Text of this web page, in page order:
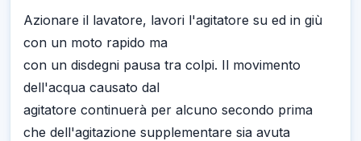
Azionare il lavatore, lavori l'agitatore su ed in giù
con un moto rapido ma
con un disdegni pausa tra colpi. Il movimento
dell'acqua causato dal
agitatore continuerà per alcuno secondo prima
che dell'agitazione supplementare sia avuta